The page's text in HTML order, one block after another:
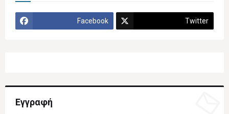
Facebook Twitter
Εγγραφή